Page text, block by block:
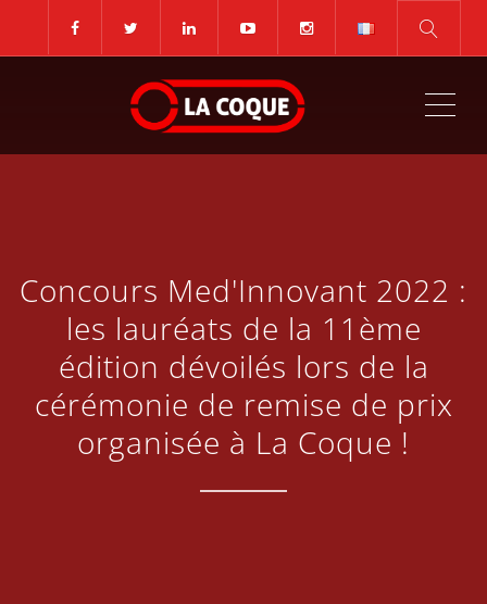
Concours Med'Innovant 2022 :
les lauréats de la 11ème
édition dévoilés lors de la
cérémonie de remise de prix
organisée à La Coque !